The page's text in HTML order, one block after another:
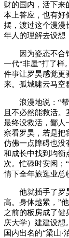
财的国内，活下来
本上答应，也有好
摆，渡过这个漫漫
年人的理解去设想
因为姿态不合错
一代“非屋”打了样
件事让罗昊感觉更
来。孤城啸云马空
浪漫地说：“帮
且不必然能救活
最终没救活，鄙人
察看罗昊，若是把
仿佛一点障碍也没
和成长中找到均衡
次。忙碌时安闲；
情下全年旅逛业总
他就插手了罗昊
高。身体越紧，”
之前的板房成了健
庆大学）建建设想
国内出名的“梁山·